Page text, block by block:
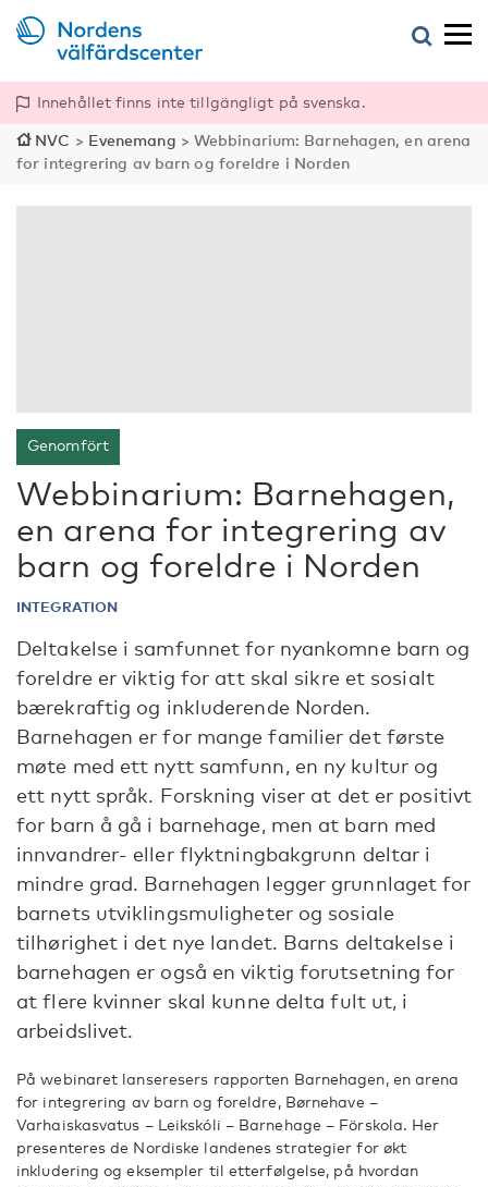
Innehållet finns inte tillgängligt på svenska.
NVC > Evenemang > Webbinarium: Barnehagen, en arena
for integrering av barn og foreldre i Norden
Genomfört
Webbinarium: Barnehagen,
en arena for integrering av
barn og foreldre i Norden
INTEGRATION
Deltakelse i samfunnet for nyankomne barn og
foreldre er viktig for att skal sikre et sosialt
bærekraftig og inkluderende Norden.
Barnehagen er for mange familier det første
møte med ett nytt samfunn, en ny kultur og
ett nytt språk. Forskning viser at det er positivt
for barn å gå i barnehage, men at barn med
innvandrer- eller flyktningbakgrunn deltar i
mindre grad. Barnehagen legger grunnlaget for
barnets utviklingsmuligheter og sosiale
tilhørighet i det nye landet. Barns deltakelse i
barnehagen er også en viktig forutsetning for
at flere kvinner skal kunne delta fult ut, i
arbeidslivet.
På webinaret lanseresers rapporten Barnehagen, en arena
for integrering av barn og foreldre, Børnehave –
Varhaiskasvatus – Leikskóli – Barnehage – Förskola. Her
presenteres de Nordiske landenes strategier for økt
inkludering og eksempler til etterfølgelse, på hvordan